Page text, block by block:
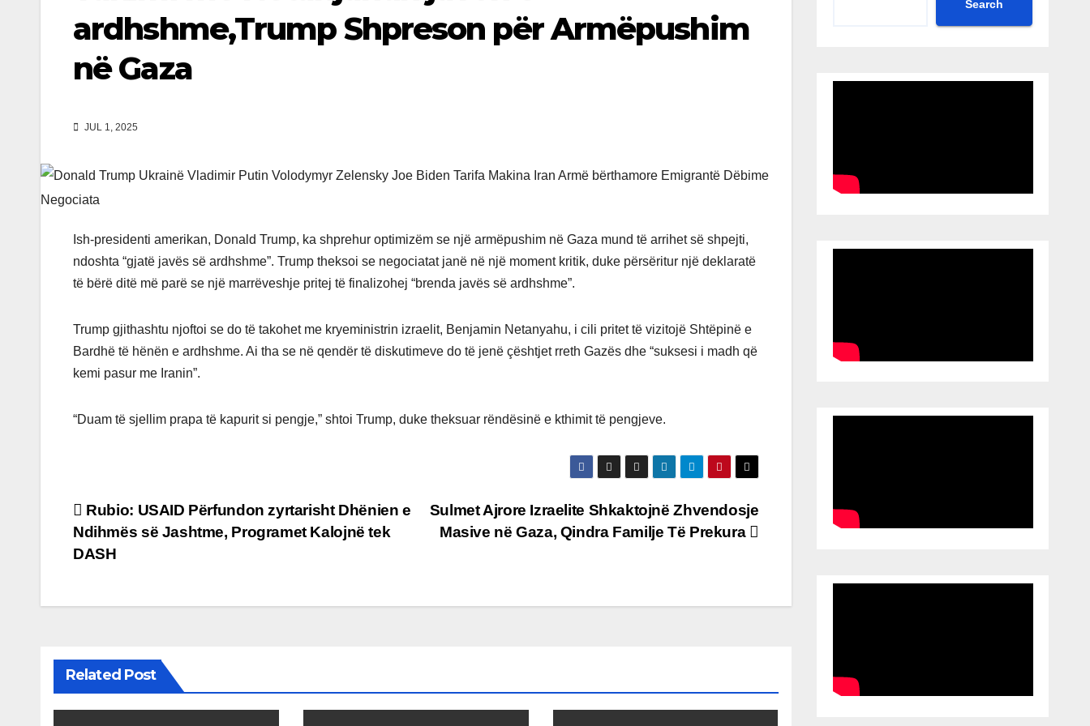
ardhshme,Trump Shpreson për Armëpushim
në Gaza
JUL 1, 2025
Ish-presidenti amerikan, Donald Trump, ka shprehur optimizëm se një armëpushim në Gaza mund të arrihet së shpejti,
ndoshta “gjatë javës së ardhshme”. Trump theksoi se negociatat janë në një moment kritik, duke përsëritur një deklaratë
të bërë ditë më parë se një marrëveshje pritej të finalizohej “brenda javës së ardhshme”.
Trump gjithashtu njoftoi se do të takohet me kryeministrin izraelit, Benjamin Netanyahu, i cili pritet të vizitojë Shtëpinë e
Bardhë të hënën e ardhshme. Ai tha se në qendër të diskutimeve do të jenë çështjet rreth Gazës dhe “suksesi i madh që
kemi pasur me Iranin”.
“Duam të sjellim prapa të kapurit si pengje,” shtoi Trump, duke theksuar rëndësinë e kthimit të pengjeve.
Post
navigation
Sulmet Ajrore Izraelite Shkaktojnë Zhvendosje
Masive në Gaza, Qindra Familje Të Prekura
Rubio: USAID Përfundon zyrtarisht Dhënien e
Ndihmës së Jashtme, Programet Kalojnë tek
DASH
Related Post
Search